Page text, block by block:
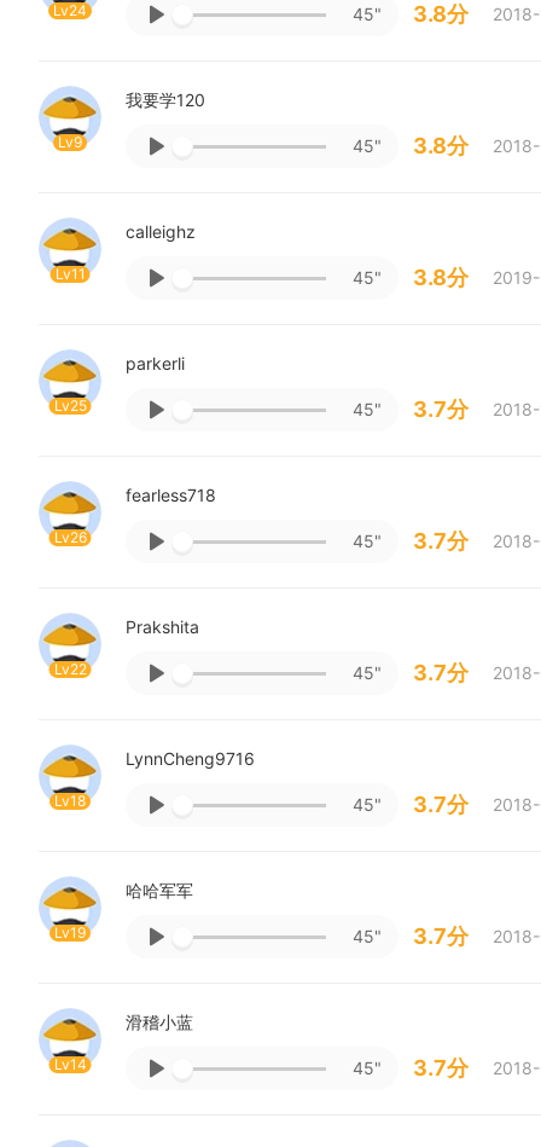
Lv24 45" 3.8分
Lv9
我要学120
45" 3.8分
Lv11
calleighz
45" 3.8分
Lv25
parkerli
45" 3.7分
Lv26
fearless718
45" 3.7分
Lv22
Prakshita
45" 3.7分
Lv18
LynnCheng9716
45" 3.7分
Lv19
哈哈军军
45" 3.7分
Lv14
滑稽小蓝
45" 3.7分